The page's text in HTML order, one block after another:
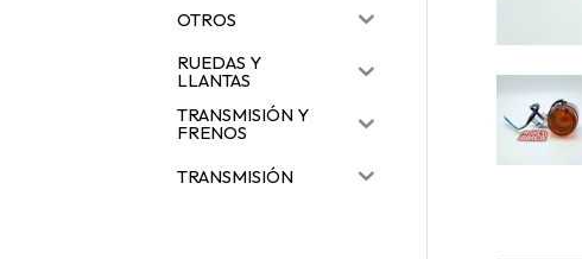
OTROS
RUEDAS Y
LLANTAS
TRANSMISIÓN Y
FRENOS
TRANSMISIÓN